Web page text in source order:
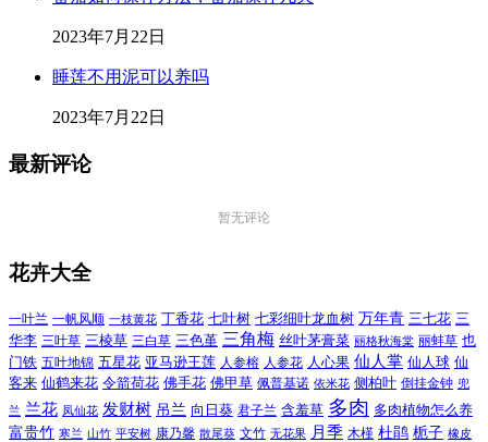
2023年7月22日
睡莲不用泥可以养吗
2023年7月22日
最新评论
暂无评论
花卉大全
一叶兰 一帆风顺 一枝黄花 丁香花 七叶树 七彩细叶龙血树 万年青 三七花 三
华李 三叶草 三棱草 三白草 三色堇 三角梅 丝叶茅膏菜 丽格秋海棠 丽蚌草 也
门铁 五叶地锦 五星花 亚马逊王莲 人参榕 人参花 人心果 仙人掌 仙人球 仙
客来 仙鹤来花 令箭荷花 佛手花 佛甲草 佩普基诺 依米花 侧柏叶 倒挂金钟 兜
兰 兰花 凤仙花 发财树 吊兰 向日葵 君子兰 含羞草 多肉 多肉植物怎么养
富贵竹 寒兰 山竹 平安树 康乃馨 散尾葵 文竹 无花果 月季 木槿 杜鹃 栀子 橡皮